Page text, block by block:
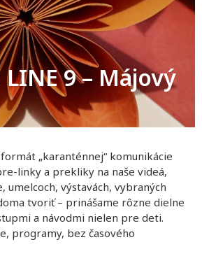
LINE 9 – Májový
„karanténnej“ komunikácie
linky a prekliky na naše videá,
výstavách, vybraných
tvoriť – prinášame rôzne dielne
a návodmi nielen pre deti.
programy, bez časového